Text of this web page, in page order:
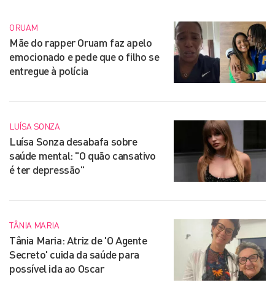
ORUAM
Mãe do rapper Oruam faz apelo
emocionado e pede que o filho se
entregue à polícia
LUÍSA SONZA
Luísa Sonza desabafa sobre
saúde mental: "O quão cansativo
é ter depressão"
TÂNIA MARIA
Tânia Maria: Atriz de 'O Agente
Secreto' cuida da saúde para
possível ida ao Oscar